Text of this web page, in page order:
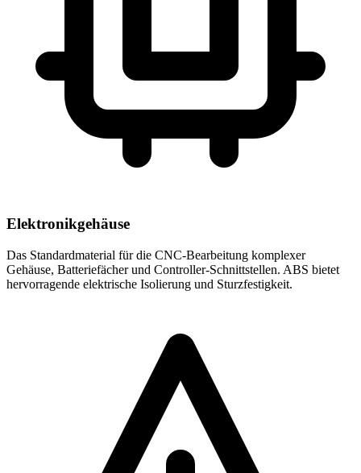
Elektronikgehäuse
Das Standardmaterial für die CNC-Bearbeitung komplexer
Gehäuse, Batteriefächer und Controller-Schnittstellen. ABS bietet
hervorragende elektrische Isolierung und Sturzfestigkeit.